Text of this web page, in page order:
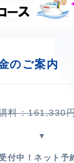
のご案内
料：161,330
▼
付中！ネット予